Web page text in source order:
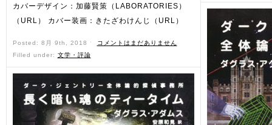
カバーデザイン：加藤賢策（LABORATORIES）
（URL） カバー装画：きたざわけんじ（URL）
Posted: 8月 9th, 2018 ˑ
コメントはまだありません
Filled under: 文学・評論